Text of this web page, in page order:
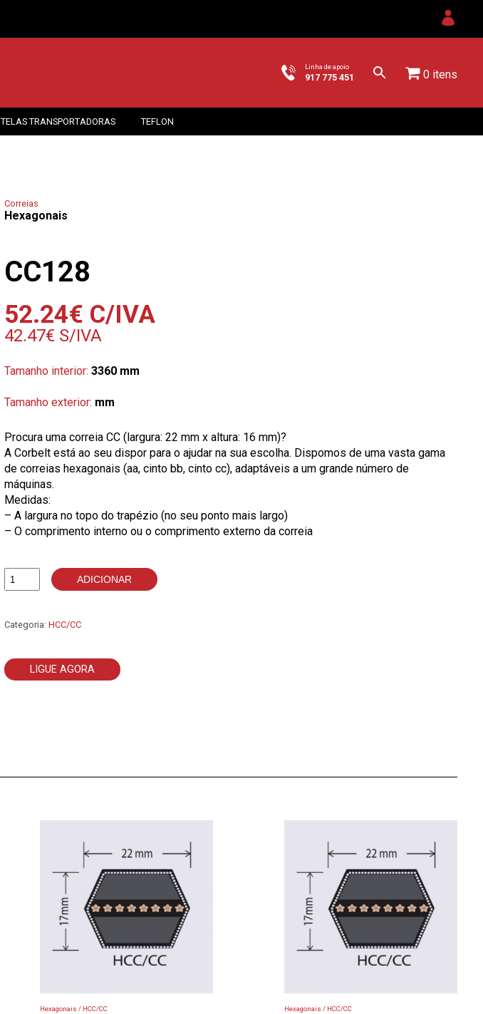
Linha de apoio
917 775 451 0 itens
TELAS TRANSPORTADORAS TEFLON
Correias
Hexagonais
CC128
52.24€ C/IVA
42.47€ S/IVA
Tamanho interior: 3360 mm
Tamanho exterior: mm
Procura uma correia CC (largura: 22 mm x altura: 16 mm)?
A Corbelt está ao seu dispor para o ajudar na sua escolha. Dispomos de uma vasta gama
de correias hexagonais (aa, cinto bb, cinto cc), adaptáveis a um grande número de
máquinas.
Medidas:
– A largura no topo do trapézio (no seu ponto mais largo)
– O comprimento interno ou o comprimento externo da correia
Quantidade
ADICIONAR
Categoria: HCC/CC
LIGUE AGORA
Hexagonais / HCC/CC Hexagonais / HCC/CC